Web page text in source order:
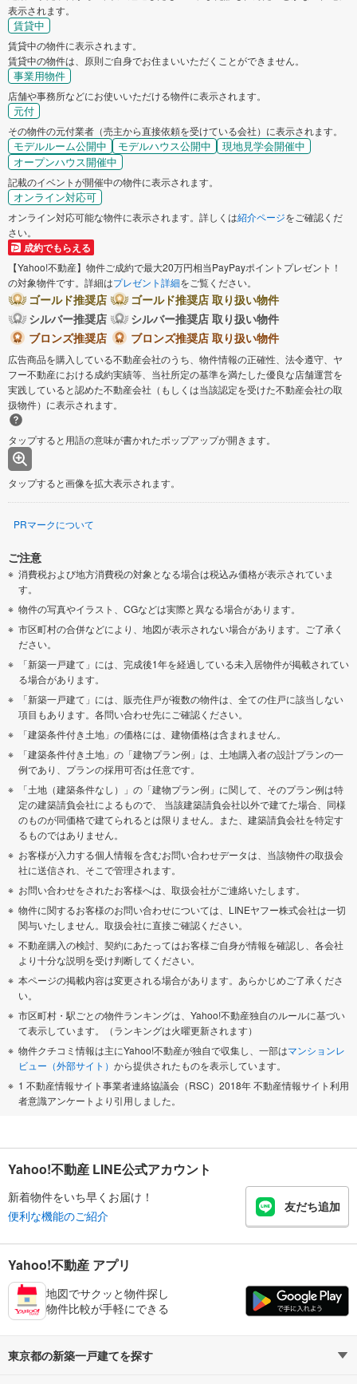
表示されます。
賃貸中
賃貸中の物件に表示されます。
賃貸中の物件は、原則ご自身でお住まいいただくことができません。
事業用物件
店舗や事務所などにお使いいただける物件に表示されます。
元付
その物件の元付業者（売主から直接依頼を受けている会社）に表示されます。
モデルルーム公開中 モデルハウス公開中
現地見学会開催中
オープンハウス開催中
記載のイベントが開催中の物件に表示されます。
オンライン対応可
オンライン対応可能な物件に表示されます。詳しくは紹介ページをご確認くだ
さい。
成約でもらえる
【Yahoo!不動産】物件ご成約で最大20万円相当PayPayポイントプレゼント！
の対象物件です。詳細はプレゼント詳細をご覧ください。
ゴールド推奨店
ゴールド推奨店 取り扱い物件
シルバー推奨店
シルバー推奨店 取り扱い物件
ブロンズ推奨店
ブロンズ推奨店 取り扱い物件
広告商品を購入している不動産会社のうち、物件情報の正確性、法令遵守、ヤ
フー不動産における成約実績等、当社所定の基準を満たした優良な店舗運営を
実践していると認めた不動産会社（もしくは当該認定を受けた不動産会社の取
扱物件）に表示されます。
タップすると用語の意味が書かれたポップアップが開きます。
タップすると画像を拡大表示されます。
PRマークについて
ご注意
消費税および地方消費税の対象となる場合は税込み価格が表示されていま
す。
物件の写真やイラスト、CGなどは実際と異なる場合があります。
市区町村の合併などにより、地図が表示されない場合があります。ご了承く
ださい。
「新築一戸建て」には、完成後1年を経過している未入居物件が掲載されてい
る場合があります。
「新築一戸建て」には、販売住戸が複数の物件は、全ての住戸に該当しない
項目もあります。各問い合わせ先にご確認ください。
「建築条件付き土地」の価格には、建物価格は含まれません。
「建築条件付き土地」の「建物プラン例」は、土地購入者の設計プランの一
例であり、プランの採用可否は任意です。
「土地（建築条件なし）」の「建物プラン例」に関して、そのプラン例は特
定の建築請負会社によるもので、 当該建築請負会社以外で建てた場合、同様
のものが同価格で建てられるとは限りません。また、建築請負会社を特定す
るものではありません。
お客様が入力する個人情報を含むお問い合わせデータは、当該物件の取扱会
社に送信され、そこで管理されます。
お問い合わせをされたお客様へは、取扱会社がご連絡いたします。
物件に関するお客様のお問い合わせについては、LINEヤフー株式会社は一切
関与いたしません。取扱会社に直接ご確認ください。
不動産購入の検討、契約にあたってはお客様ご自身が情報を確認し、各会社
より十分な説明を受け判断してください。
本ページの掲載内容は変更される場合があります。あらかじめご了承くださ
い。
市区町村・駅ごとの物件ランキングは、Yahoo!不動産独自のルールに基づい
て表示しています。（ランキングは火曜更新されます）
物件クチコミ情報は主にYahoo!不動産が独自で収集し、一部はマンションレ
ビュー（外部サイト） から提供されたものを表示しています。
1 不動産情報サイト事業者連絡協議会（RSC）2018年 不動産情報サイト利用
者意識アンケートより引用しました。
Yahoo!不動産 LINE公式アカウント
新着物件をいち早くお届け！
便利な機能のご紹介
友だち追加
Yahoo!不動産 アプリ
地図でサクッと物件探し
物件比較が手軽にできる
東京都の新築一戸建てを探す